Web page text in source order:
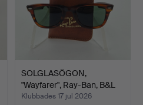
SOLGLASÖGON,
"Wayfarer", Ray-Ban, B&L
5024.
Klubbades 17 jul 2026